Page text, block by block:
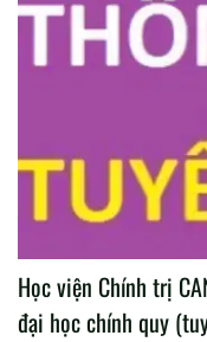
Học viện Chính trị
đại học chính quy